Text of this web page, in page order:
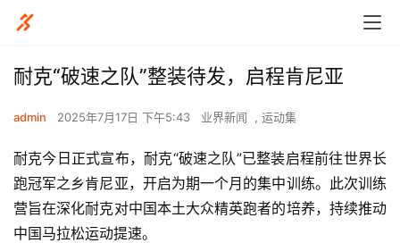
耐克“破速之队”整装待发，启程肯尼亚
admin 2025年7月17日 下午5:43 业界新闻 , 运动集
耐克今日正式宣布，耐克“破速之队”已整装启程前往世界长
跑冠军之乡肯尼亚，开启为期一个月的集中训练。此次训练
营旨在深化耐克对中国本土大众精英跑者的培养，持续推动
中国马拉松运动提速。